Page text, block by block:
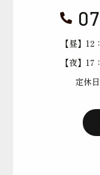

【昼】12
【夜】17
定休